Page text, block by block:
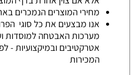
מחירי המוצרים הנמכרים
אנו מבצעים את כל סוגי
מערכות האבטחה למוסדות
אטרקטיבים ובמיקצועיות -
המכירות